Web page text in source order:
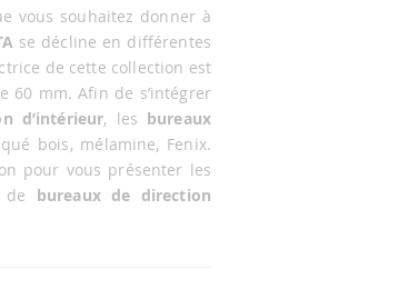
vous souhaitez donner à
se décline en différentes
de cette collection est
60 mm. Afin de s’intégrer
d’intérieur, les bureaux
bois, mélamine, Fenix.
pour vous présenter les
de bureaux de direction